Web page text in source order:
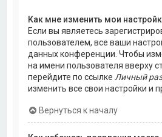
Как мне изменить мои
Если вы являетесь
пользователем, все ваши
данных конференции. Чтобы
на имени пользователя вверху
перейдите по ссылке Личный
изменить все свои настройки и
Вернуться к началу